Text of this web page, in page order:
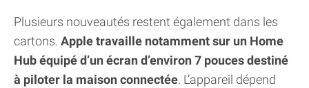
Plusieurs nouveautés restent également dans les
cartons. Apple travaille notamment sur un Home
Hub équipé d’un écran d’environ 7 pouces destiné
à piloter la maison connectée. L’appareil dépend